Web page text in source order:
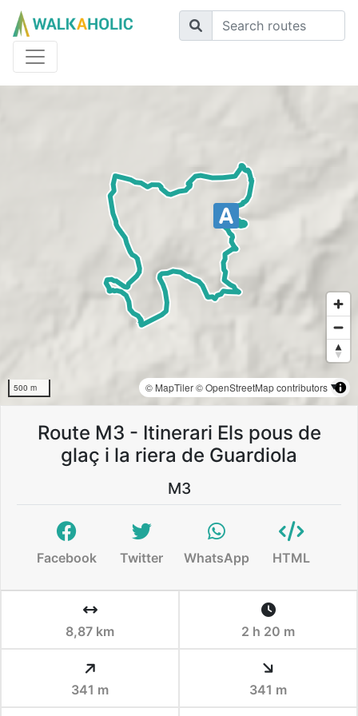
500 m © MapTiler© OpenStreetMap contributors
Route M3 - Itinerari Els pous de
glaç i la riera de Guardiola
M3
Facebook Twitter WhatsApp HTML
8,87 km 2 h 20 m
341 m 341 m